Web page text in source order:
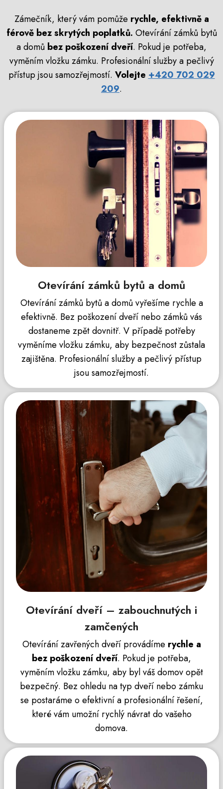
Zámečník, který vám pomůže rychle, efektivně a
férově bez skrytých poplatků. Otevírání zámků bytů
a domů bez poškození dveří. Pokud je potřeba,
vyměním vložku zámku. Profesionální služby a pečlivý
přístup jsou samozřejmostí. Volejte +420 702 029
209.
Otevírání zámků bytů a domů
Otevírání zámků bytů a domů vyřešíme rychle a
efektivně. Bez poškození dveří nebo zámků vás
dostaneme zpět dovnitř. V případě potřeby
vyměníme vložku zámku, aby bezpečnost zůstala
zajištěna. Profesionální služby a pečlivý přístup
jsou samozřejmostí.
Otevírání dveří – zabouchnutých i
zamčených
Otevírání zavřených dveří provádíme rychle a
bez poškození dveří. Pokud je potřeba,
vyměním vložku zámku, aby byl váš domov opět
bezpečný. Bez ohledu na typ dveří nebo zámku
se postaráme o efektivní a profesionální řešení,
které vám umožní rychlý návrat do vašeho
domova.